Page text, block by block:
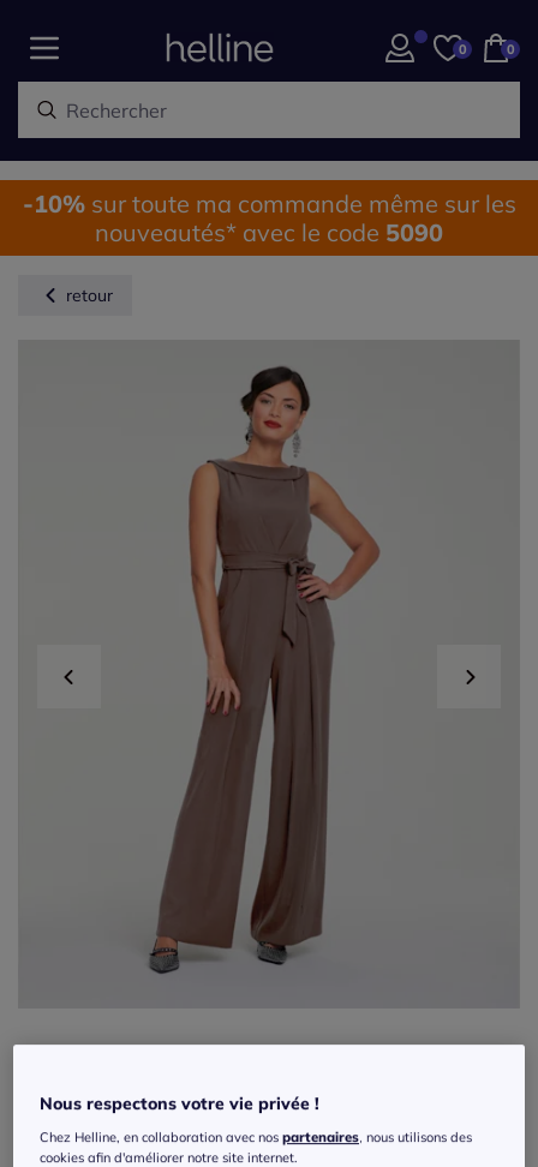
0 0
-10%sur toute ma commande même sur les
nouveautés* avec le code 5090
retour
Réf : 369.189.030 5
Nous respectons votre vie privée !
Chez Helline, en collaboration avec nospartenaires , nous utilisons des
cookies afin d'améliorer notre site internet.